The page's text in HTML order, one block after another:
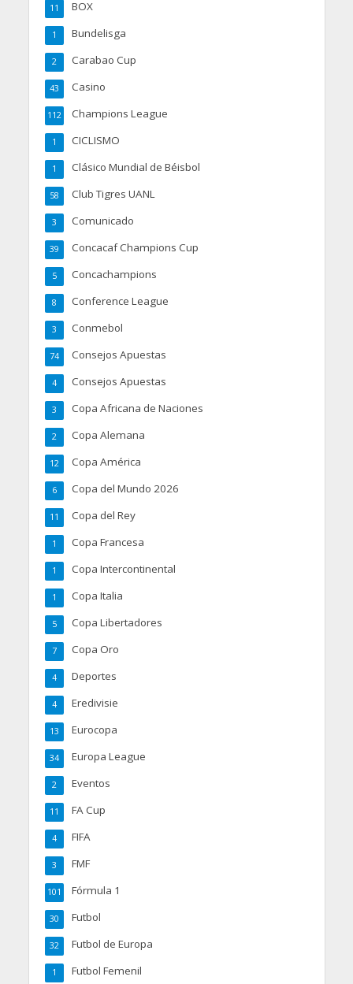
BOX
11
Bundelisga
1
Carabao Cup
2
Casino
43
Champions League
112
CICLISMO
1
Clásico Mundial de Béisbol
1
Club Tigres UANL
58
Comunicado
3
Concacaf Champions Cup
39
Concachampions
5
Conference League
8
Conmebol
3
Consejos Apuestas
74
Consejos Apuestas
4
Copa Africana de Naciones
3
Copa Alemana
2
Copa América
12
Copa del Mundo 2026
6
Copa del Rey
11
Copa Francesa
1
Copa Intercontinental
1
Copa Italia
1
Copa Libertadores
5
Copa Oro
7
Deportes
4
Eredivisie
4
Eurocopa
13
Europa League
34
Eventos
2
FA Cup
11
FIFA
4
FMF
3
Fórmula 1
101
Futbol
30
Futbol de Europa
32
Futbol Femenil
1